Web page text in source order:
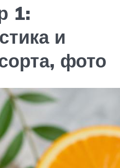
1:
и
фото